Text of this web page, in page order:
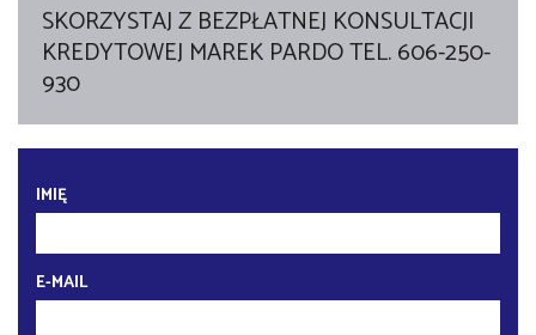
SKORZYSTAJ Z BEZPŁATNEJ KONSULTACJI
KREDYTOWEJ MAREK PARDO TEL. 606-250-
930
IMIĘ
E-MAIL